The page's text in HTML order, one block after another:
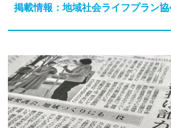
掲載情報：地域社会ライフプラン協